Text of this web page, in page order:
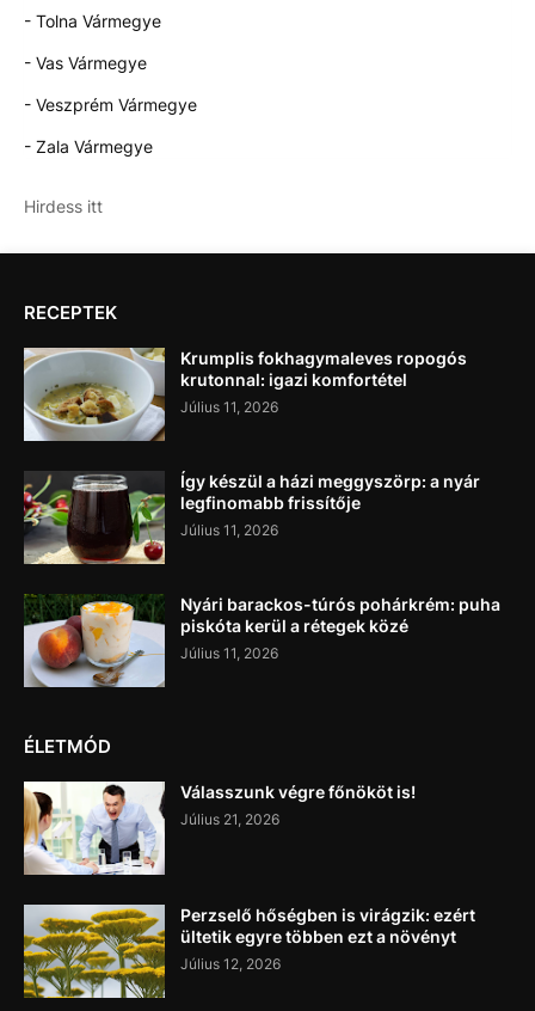
- Tolna Vármegye
- Vas Vármegye
- Veszprém Vármegye
- Zala Vármegye
Hirdess itt
RECEPTEK
Krumplis fokhagymaleves ropogós
krutonnal: igazi komfortétel
Július 11, 2026
Így készül a házi meggyszörp: a nyár
legfinomabb frissítője
Július 11, 2026
Nyári barackos-túrós pohárkrém: puha
piskóta kerül a rétegek közé
Július 11, 2026
ÉLETMÓD
Válasszunk végre főnököt is!
Július 21, 2026
Perzselő hőségben is virágzik: ezért
ültetik egyre többen ezt a növényt
Július 12, 2026